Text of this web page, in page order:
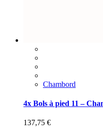
Chambord
4x Bols à pied 11 –
137,75 €